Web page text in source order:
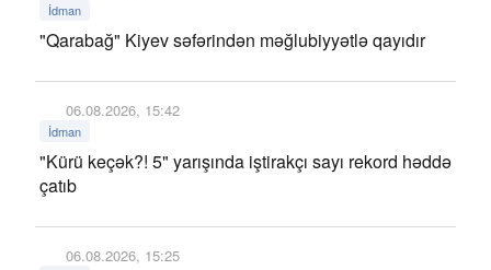
İdman
"Qarabağ" Kiyev səfərindən məğlubiyyətlə qayıdır
06.08.2026, 15:42
İdman
"Kürü keçək?! 5" yarışında iştirakçı sayı rekord həddə
çatıb
06.08.2026, 15:25